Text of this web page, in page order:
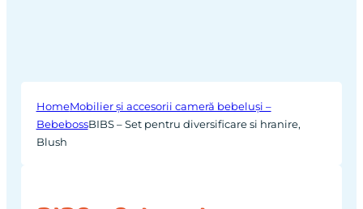
HomeMobilier și accesorii cameră bebeluși –
BebebossBIBS – Set pentru diversificare si hranire,
Blush